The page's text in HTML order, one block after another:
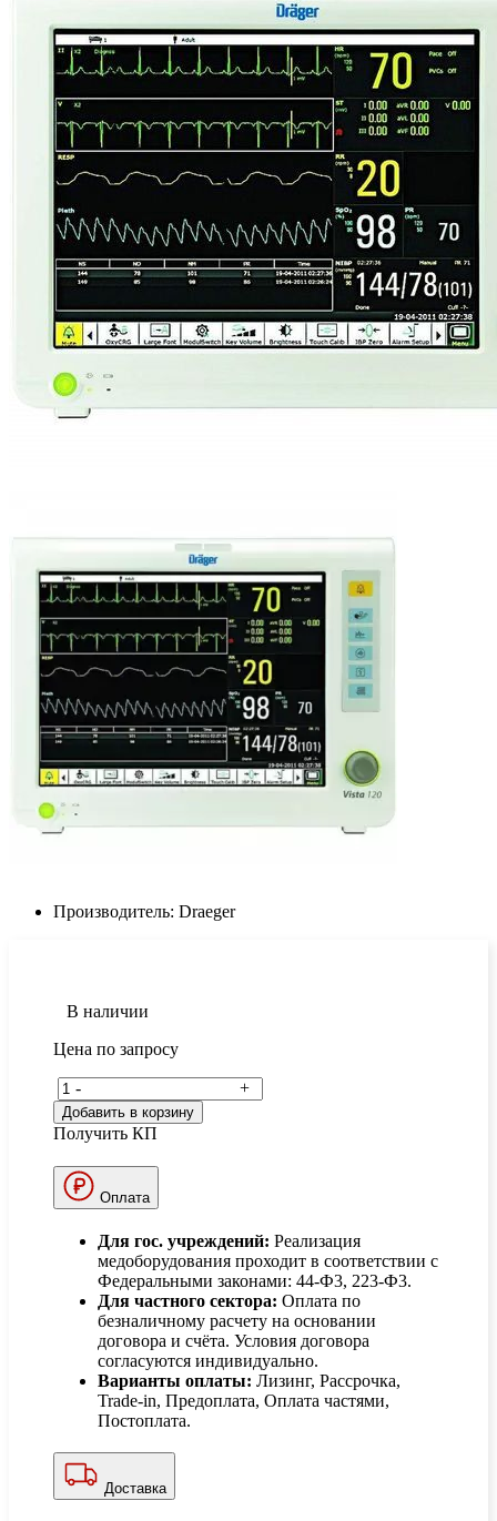
Производитель: Draeger
В наличии
Цена по запросу
- +
Добавить в корзину
Получить КП
Оплата
Для гос. учреждений: Реализация
медоборудования проходит в соответствии с
Федеральными законами: 44-Ф3, 223-Ф3.
Для частного сектора: Оплата по
безналичному расчету на основании
договора и счёта. Условия договора
согласуются индивидуально.
Варианты оплаты: Лизинг, Рассрочка,
Trade-in, Предоплата, Оплата частями,
Постоплата.
Доставка